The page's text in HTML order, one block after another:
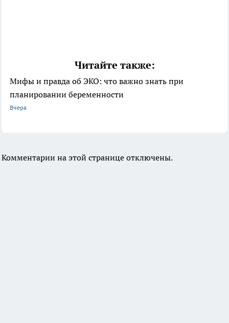
Читайте также:
Мифы и правда об ЭКО: что важно знать при
планировании беременности
Вчера
Комментарии на этой странице отключены.